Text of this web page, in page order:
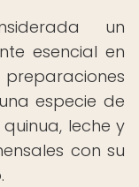
un
esencial en
especie de
leche y
con su